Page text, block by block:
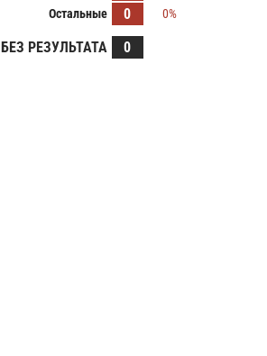
Остальные
0 0%
БЕЗ РЕЗУЛЬТАТА 0